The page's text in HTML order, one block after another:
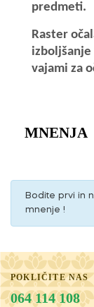
predmeti.
Raster
izboljšanje
vajami za
MNENJA
Bodite prvi in
mnenje !
POKLIČITE NAS
064 114 108